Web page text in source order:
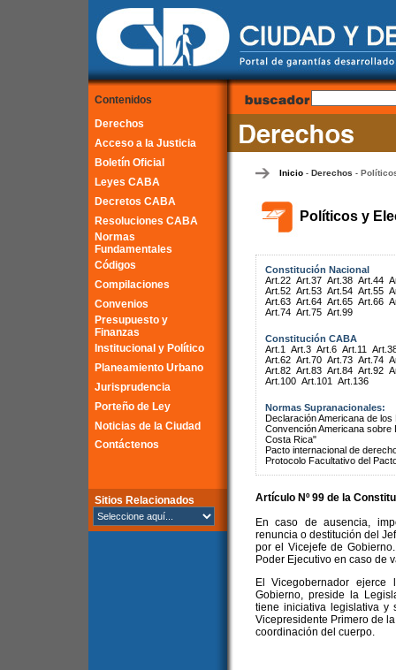
Contenidos
Derechos
Acceso a la Justicia
Boletín Oficial
Leyes CABA
Decretos CABA
Resoluciones CABA
Normas
Fundamentales
Códigos
Compilaciones
Convenios
Presupuesto y
Finanzas
Institucional y Político
Planeamiento Urbano
Jurisprudencia
Porteño de Ley
Noticias de la Ciudad
Contáctenos
Sitios Relacionados
Inicio- Derechos -
Políticos y
Constitución Nacional
Art.22 Art.37 Art.38 Art.44
Art.52 Art.53 Art.54 Art.55
Art.63 Art.64 Art.65 Art.66
Art.74 Art.75 Art.99
Constitución CABA
Art.1
Art.3 Art.6 Art.11
Art.62 Art.70 Art.73 Art.74
Art.82 Art.83 Art.84 Art.92
Art.100 Art.101 Art.136
Normas Supranacionales:
Declaración Americana de
Convención Americana
Costa Rica"
Pacto internacional de
Protocolo Facultativo del
Artículo Nº 99 de la
En caso de ausencia,
renuncia o destitución del
por el Vicejefe de
Poder Ejecutivo en caso de
El Vicegobernador
Gobierno, preside la
tiene iniciativa legislativa y
Vicepresidente Primero de
coordinación del cuerpo.